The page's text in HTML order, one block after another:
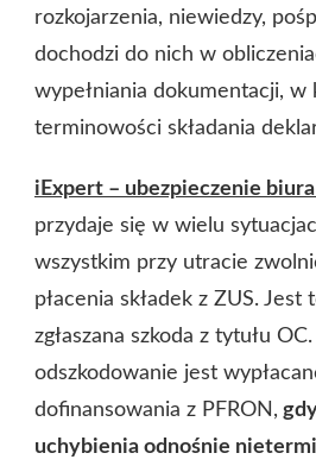
rozkojarzenia, niewiedzy,
dochodzi do nich w
wypełniania dokumentacji, w
terminowości składania
iExpert – ubezpieczenie
przydaje się w wielu
wszystkim przy utracie
płacenia składek z ZUS.
zgłaszana szkoda z tytułu
odszkodowanie jest
dofinansowania z PFRON,
uchybienia odnośnie